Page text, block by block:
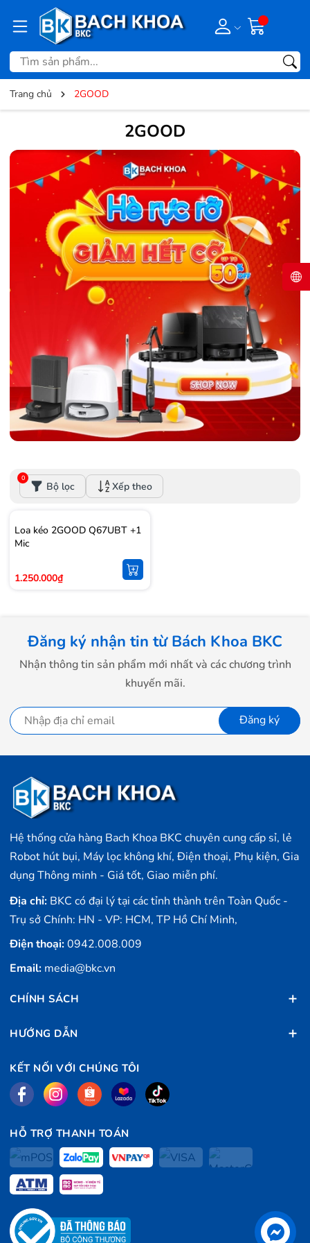
Trang chủ 2GOOD
2GOOD
Bộ lọc
0
Xếp theo
Loa kéo 2GOOD Q67UBT +1
Mic
1.250.000₫
Đăng ký nhận tin từ Bách Khoa BKC
Nhận thông tin sản phẩm mới nhất và các chương trình
khuyến mãi.
Đăng ký
Hệ thống cửa hàng Bach Khoa BKC chuyên cung cấp sỉ, lẻ
Robot hút bụi, Máy lọc không khí, Điện thoại, Phụ kiện, Gia
dụng Thông minh - Giá tốt, Giao miễn phí.
Địa chỉ: BKC có đại lý tại các tỉnh thành trên Toàn Quốc -
Trụ sở Chính: HN - VP: HCM, TP Hồ Chí Minh,
Điện thoại:0942.008.009
Email: media@bkc.vn
CHÍNH SÁCH
HƯỚNG DẪN
KẾT NỐI VỚI CHÚNG TÔI
HỖ TRỢ THANH TOÁN
Liên hệ